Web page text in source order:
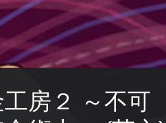
房２ ～不可